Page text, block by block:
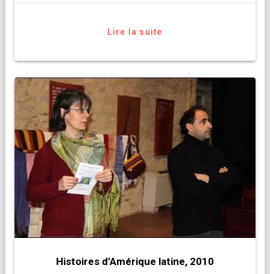
Lire la suite
Histoires d’Amérique latine, 2010